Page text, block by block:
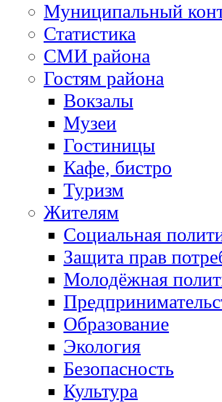
Муниципальный
Статистика
СМИ района
Гостям района
Вокзалы
Музеи
Гостиницы
Кафе, бистро
Туризм
Жителям
Социальная
Защита прав
Молодёжная
Образование
Экология
Безопасность
Культура